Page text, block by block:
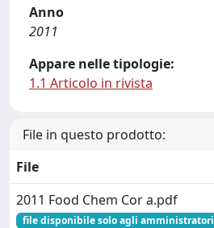
Anno
2011
Appare nelle tipologie:
1.1 Articolo in rivista
File in questo prodotto:
File
2011 Food Chem Cor a.pdf
file disponibile solo agli amministratori